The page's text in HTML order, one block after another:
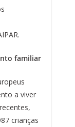
familiar
a viver
crianças